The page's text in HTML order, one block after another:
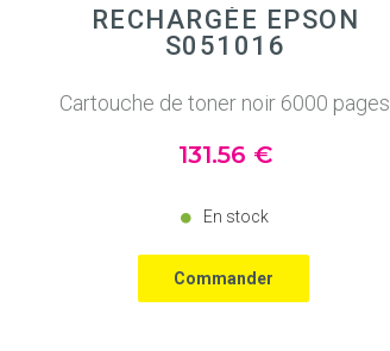
RECHARGÉE EPSON
S051016
Cartouche de toner noir 6000 pages
131.56 €
En stock